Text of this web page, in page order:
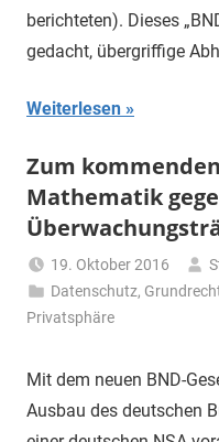
berichteten). Dieses
gedacht, übergriffige
Weiterlesen
Zum
Mathematik
19. Oktober 2016
Datenschutz,
Privatsphäre
Mit dem neuen BND-
Ausbau des deutschen